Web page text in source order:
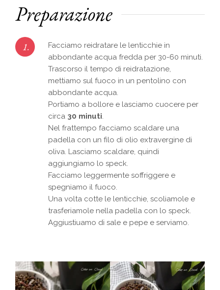
Preparazione
1.
Facciamo reidratare le lenticchie in
abbondante acqua fredda per 30-60 minuti.
Trascorso il tempo di reidratazione,
mettiamo sul fuoco in un pentolino con
abbondante acqua.
Portiamo a bollore e lasciamo cuocere per
circa 30 minuti
Nel frattempo facciamo scaldare una
padella con un filo di olio extravergine di
oliva. Lasciamo scaldare, quindi
aggiungiamo lo speck.
Facciamo leggermente soffriggere e
spegniamo il fuoco.
Una volta cotte le lenticchie, scoliamole e
trasferiamole nella padella con lo speck.
Aggiustiuamo di sale e pepe e serviamo.